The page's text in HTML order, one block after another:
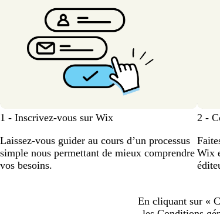
1 - Inscrivez-vous sur Wix
Laissez-vous guider au cours d’un processus
simple nous permettant de mieux comprendre
vos besoins.
2 -
Wix
En cliquant sur «